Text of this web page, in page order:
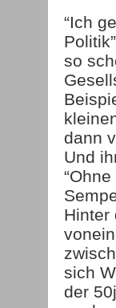
“Ich
so
dann
Und
Hinter
sich
der